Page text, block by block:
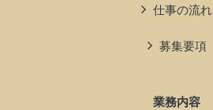
仕事の流れ
募集要項
業務内容